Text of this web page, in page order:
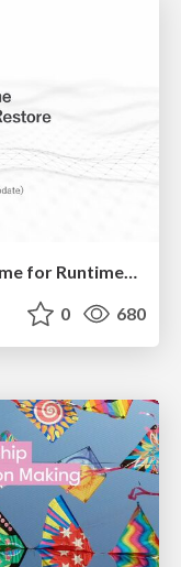
Self-Hosted WebAssembly Runtime for Runtime-Neutral Checkpoint/Restore in Edge–Cloud Continuum
0 680